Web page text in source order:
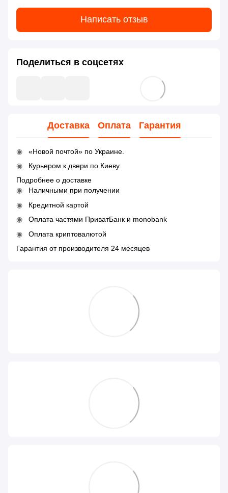
Написать отзыв
Поделиться в соцсетях
Доставка Оплата Гарантия
«Новой почтой» по Украине.
Курьером к двери по Киеву.
Подробнее о доставке
Наличными при получении
Кредитной картой
Оплата частями ПриватБанк и monobank
Оплата криптовалютой
Гарантия от производителя 24 месяцев